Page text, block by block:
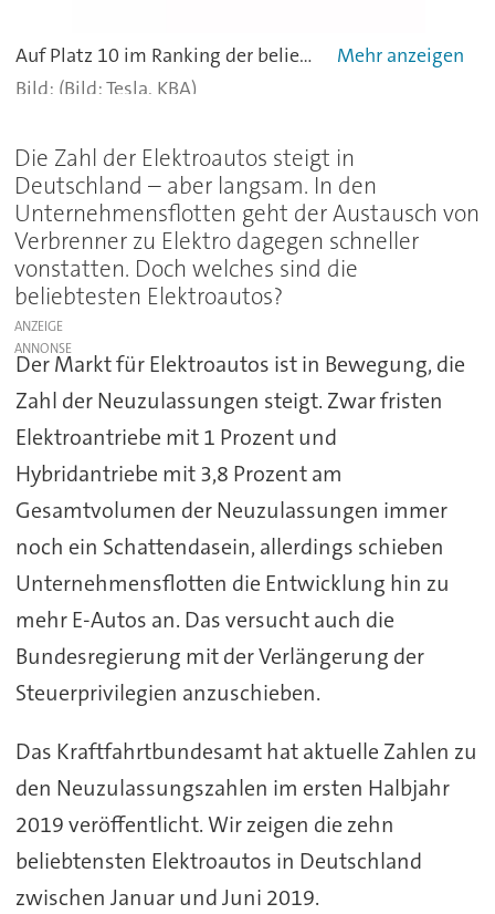
Auf Platz 10 im Ranking der beliebtesten Elektroautos in Deutschland schafft es das Tesla Model S im ersten Halbjahr 2019 mit 539 neu zugelassenen Autos.
(Bild: Tesla, KBA)
Die Zahl der Elektroautos steigt in
Deutschland – aber langsam. In den
Unternehmensflotten geht der Austausch von
Verbrenner zu Elektro dagegen schneller
vonstatten. Doch welches sind die
beliebtesten Elektroautos?
ANZEIGE
Der Markt für Elektroautos ist in Bewegung, die
Zahl der Neuzulassungen steigt. Zwar fristen
Elektroantriebe mit 1 Prozent und
Hybridantriebe mit 3,8 Prozent am
Gesamtvolumen der Neuzulassungen immer
noch ein Schattendasein, allerdings schieben
Unternehmensflotten die Entwicklung hin zu
mehr E-Autos an. Das versucht auch die
Bundesregierung mit der Verlängerung der
Steuerprivilegien anzuschieben.
Das Kraftfahrtbundesamt hat aktuelle Zahlen zu
den Neuzulassungszahlen im ersten Halbjahr
2019 veröffentlicht. Wir zeigen die zehn
beliebtensten Elektroautos in Deutschland
zwischen Januar und Juni 2019.